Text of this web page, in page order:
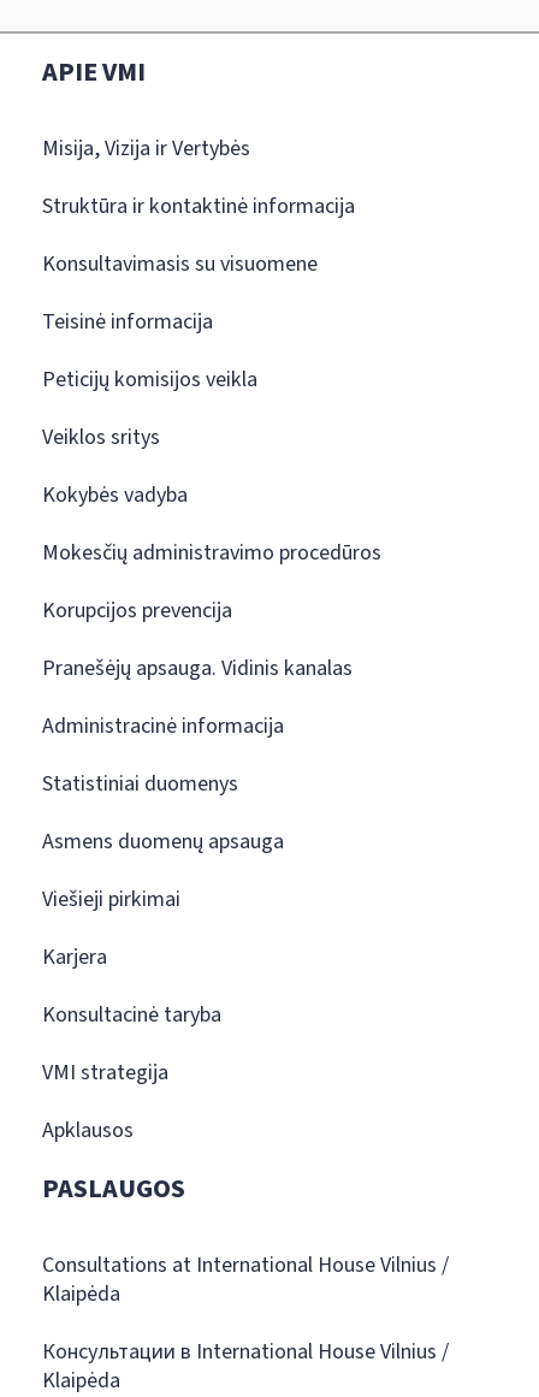
APIE VMI
Misija, Vizija ir Vertybės
Struktūra ir kontaktinė informacija
Konsultavimasis su visuomene
Teisinė informacija
Peticijų komisijos veikla
Veiklos sritys
Kokybės vadyba
Mokesčių administravimo procedūros
Korupcijos prevencija
Pranešėjų apsauga. Vidinis kanalas
Administracinė informacija
Statistiniai duomenys
Asmens duomenų apsauga
Viešieji pirkimai
Karjera
Konsultacinė taryba
VMI strategija
Apklausos
PASLAUGOS
Consultations at International House Vilnius /
Klaipėda
Консультации в International House Vilnius /
Klaipėda